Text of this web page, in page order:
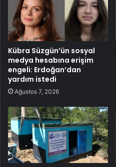
Kübra Süzgün’ün sosyal
medya hesabına erişim
engeli: Erdoğan’dan
yardım istedi
Ağustos 7, 2026